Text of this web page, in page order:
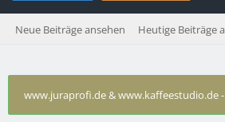
Neue Beiträge ansehen Heutige Beiträge
www.juraprofi.de & www.kaffeestudio.de